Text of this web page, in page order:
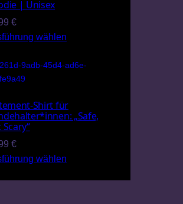
| Unisex
€
wählen
Shirt für
„Safe,
€
wählen